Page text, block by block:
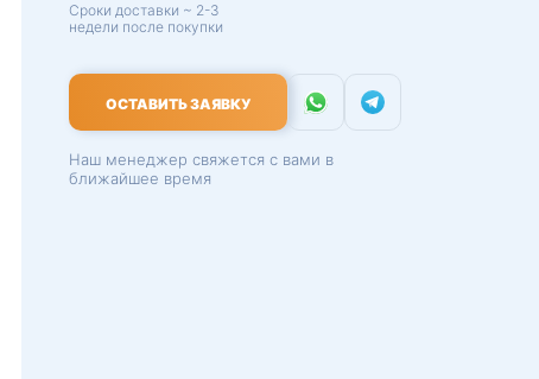
Сроки доставки ~ 2-3
недели после покупки
ОСТАВИТЬ ЗАЯВКУ
Наш менеджер свяжется с вами в
ближайшее время